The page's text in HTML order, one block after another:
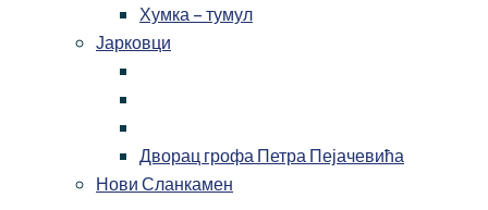
Хумка – тумул
Јарковци
Дворац грофа Петра Пејачевића
Нови Сланкамен